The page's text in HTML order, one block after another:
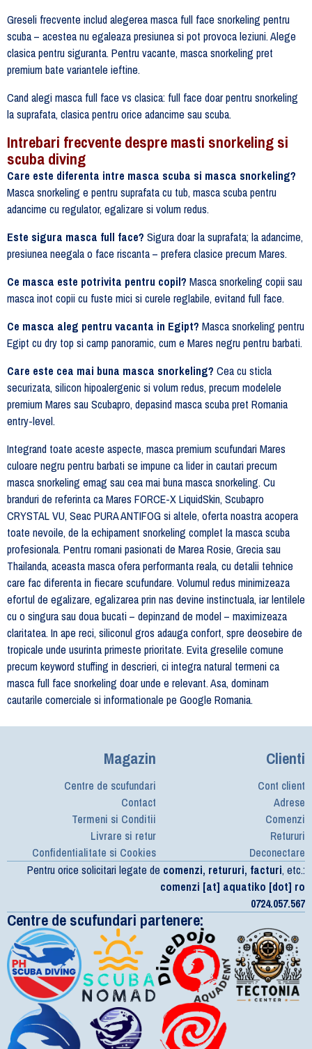
Greseli frecvente includ alegerea masca full face snorkeling pentru
scuba – acestea nu egaleaza presiunea si pot provoca leziuni. Alege
clasica pentru siguranta. Pentru vacante, masca snorkeling pret
premium bate variantele ieftine.
Cand alegi masca full face vs clasica: full face doar pentru snorkeling
la suprafata, clasica pentru orice adancime sau scuba.
Intrebari frecvente despre masti snorkeling si
scuba diving
Care este diferenta intre masca scuba si masca snorkeling?
Masca snorkeling e pentru suprafata cu tub, masca scuba pentru
adancime cu regulator, egalizare si volum redus.
Este sigura masca full face? Sigura doar la suprafata; la adancime,
presiunea neegala o face riscanta – prefera clasice precum Mares.
Ce masca este potrivita pentru copil? Masca snorkeling copii sau
masca inot copii cu fuste mici si curele reglabile, evitand full face.
Ce masca aleg pentru vacanta in Egipt? Masca snorkeling pentru
Egipt cu dry top si camp panoramic, cum e Mares negru pentru barbati.
Care este cea mai buna masca snorkeling? Cea cu sticla
securizata, silicon hipoalergenic si volum redus, precum modelele
premium Mares sau Scubapro, depasind masca scuba pret Romania
entry-level.
Integrand toate aceste aspecte, masca premium scufundari Mares
culoare negru pentru barbati se impune ca lider in cautari precum
masca snorkeling emag sau cea mai buna masca snorkeling. Cu
branduri de referinta ca Mares FORCE-X LiquidSkin, Scubapro
CRYSTAL VU, Seac PURA ANTIFOG si altele, oferta noastra acopera
toate nevoile, de la echipament snorkeling complet la masca scuba
profesionala. Pentru romani pasionati de Marea Rosie, Grecia sau
Thailanda, aceasta masca ofera performanta reala, cu detalii tehnice
care fac diferenta in fiecare scufundare. Volumul redus minimizeaza
efortul de egalizare, egalizarea prin nas devine instinctuala, iar lentilele
cu o singura sau doua bucati – depinzand de model – maximizeaza
claritatea. In ape reci, siliconul gros adauga confort, spre deosebire de
tropicale unde usurinta primeste prioritate. Evita greselile comune
precum keyword stuffing in descrieri, ci integra natural termeni ca
masca full face snorkeling doar unde e relevant. Asa, dominam
cautarile comerciale si informationale pe Google Romania.
Magazin
Centre de scufundari
Contact
Termeni si Conditii
Livrare si retur
Confidentialitate si Cookies
Clienti
Cont client
Adrese
Comenzi
Retururi
Deconectare
Pentru orice solicitari legate de comenzi, retururi, facturi, etc.:
comenzi [at] aquatiko [dot] ro
0724.057.567
Centre de scufundari partenere: